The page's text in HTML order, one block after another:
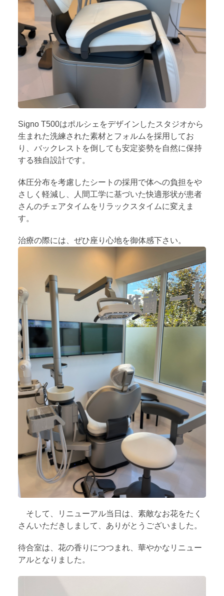
Signo T500はポルシェをデザインしたスタジオから
生まれた洗練された素材とフォルムを採用してお
り、バックレストを倒しても安定姿勢を自然に保持
する独自設計です。
体圧分布を考慮したシートの採用で体への負担をや
さしく軽減し、人間工学に基づいた快適形状が患者
さんのチェアタイムをリラックスタイムに変えま
す。
治療の際には、ぜひ座り心地を御体感下さい。
そして、リニューアル当日は、素敵なお花をたく
さんいただきしまして、ありがとうございました。
待合室は、花の香りにつつまれ、華やかなリニュー
アルとなりました。